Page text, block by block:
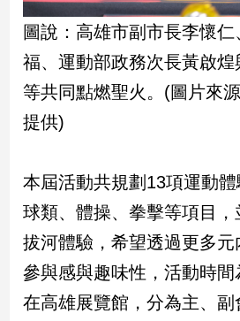
子/
感
情
藝
術
／
文
／
電
影
薦
科
技/
遊
圖說：高雄市副市長李懷
福、運動部政務次長黃啟
等共同點燃聖火。(圖片來
提供)
本屆活動共規劃13項運動體
球類、體操、拳擊等項目
拔河體驗，希望透過更多
參與感與趣味性，活動時
在高雄展覽館，分為主、